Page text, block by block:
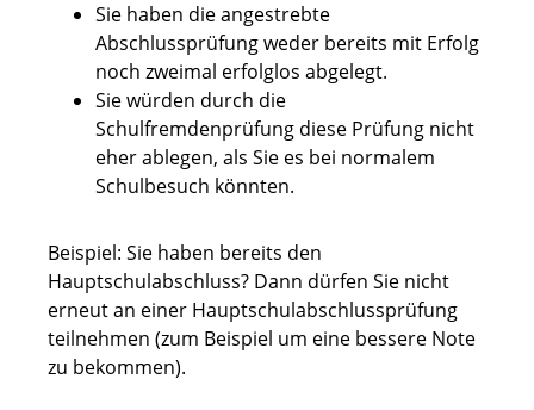
Sie haben die angestrebte
Abschlussprüfung weder bereits mit Erfolg
noch zweimal erfolglos abgelegt.
Sie würden durch die
Schulfremdenprüfung diese Prüfung nicht
eher ablegen, als Sie es bei normalem
Schulbesuch könnten.
Beispiel: Sie haben bereits den
Hauptschulabschluss? Dann dürfen Sie nicht
erneut an einer Hauptschulabschlussprüfung
teilnehmen (zum Beispiel um eine bessere Note
zu bekommen).